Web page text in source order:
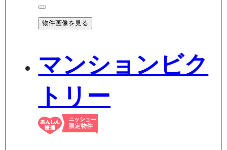
物件画像を見る
マンションビク
トリー